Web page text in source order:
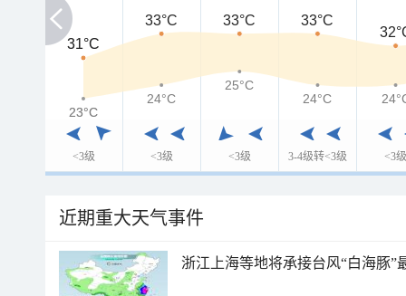
<3级 <3级 <3级 3-4级转<3级 <3级
31°C
31°C
33°C 33°C 33°C
23°C
23°C
24°C
25°C
24°C
近期重大天气事件
浙江上海等地将承接台风“白海豚”